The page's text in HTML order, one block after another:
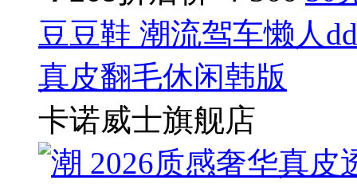
豆豆鞋 潮流驾车懒人
真皮翻毛休闲韩版
卡诺威士旗舰店